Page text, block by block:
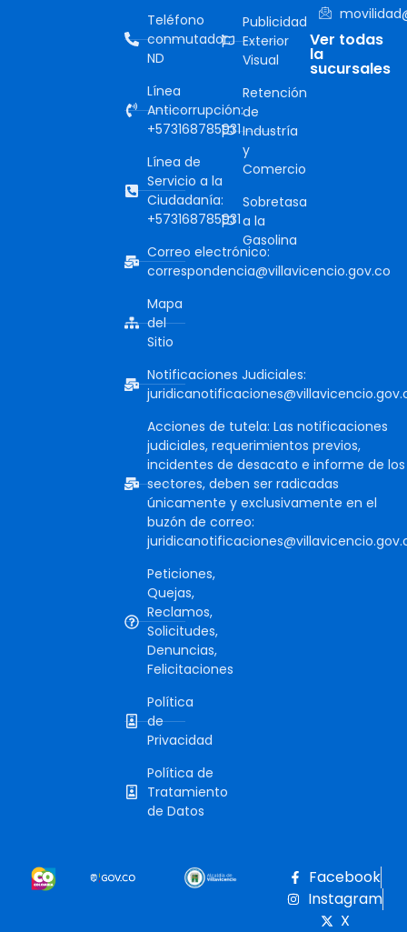
Teléfono
conmutador:
ND
Línea
Anticorrupción:
+573168785931
Línea de
Servicio a la
Ciudadanía:
+573168785931
Correo electrónico:
correspondencia@villavicencio.gov.co
Mapa
del
Sitio
Notificaciones Judiciales:
Acciones de tutela: Las notificaciones
judiciales, requerimientos previos,
incidentes de desacato e informe de los
sectores, deben ser radicadas
únicamente y exclusivamente en el
buzón de correo:
Peticiones,
Quejas,
Reclamos,
Solicitudes,
Denuncias,
Felicitaciones
Política
de
Privacidad
Política de
Tratamiento
de Datos
Publicidad
Exterior
Visual
Retención
de
Industría
y
Comercio
Sobretasa
a la
Gasolina
Ver todas
la
sucursales
Facebook
Instagram
X